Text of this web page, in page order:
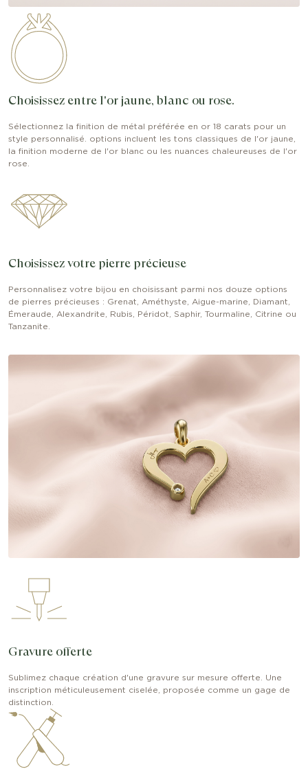
Choisissez entre l'or jaune, blanc ou rose.
Sélectionnez la finition de métal préférée en or 18 carats pour un
style personnalisé. options incluent les tons classiques de l'or jaune,
la finition moderne de l'or blanc ou les nuances chaleureuses de l'or
rose.
Choisissez votre pierre précieuse
Personnalisez votre bijou en choisissant parmi nos douze options
de pierres précieuses : Grenat, Améthyste, Aigue-marine, Diamant,
Émeraude, Alexandrite, Rubis, Péridot, Saphir, Tourmaline, Citrine ou
Tanzanite.
Gravure offerte
Sublimez chaque création d'une gravure sur mesure offerte. Une
inscription méticuleusement ciselée, proposée comme un gage de
distinction.